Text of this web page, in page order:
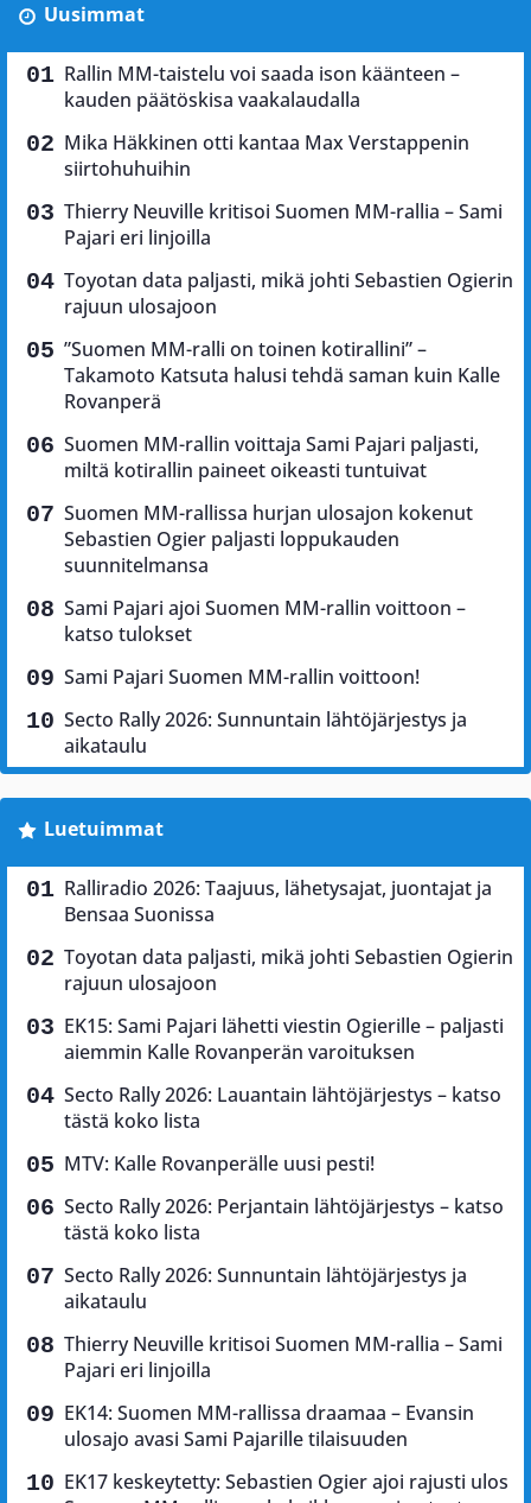
Uusimmat
Rallin MM-taistelu voi saada ison käänteen –
kauden päätöskisa vaakalaudalla
Mika Häkkinen otti kantaa Max Verstappenin
siirtohuhuihin
Thierry Neuville kritisoi Suomen MM-rallia – Sami
Pajari eri linjoilla
Toyotan data paljasti, mikä johti Sebastien Ogierin
rajuun ulosajoon
”Suomen MM-ralli on toinen kotirallini” –
Takamoto Katsuta halusi tehdä saman kuin Kalle
Rovanperä
Suomen MM-rallin voittaja Sami Pajari paljasti,
miltä kotirallin paineet oikeasti tuntuivat
Suomen MM-rallissa hurjan ulosajon kokenut
Sebastien Ogier paljasti loppukauden
suunnitelmansa
Sami Pajari ajoi Suomen MM-rallin voittoon –
katso tulokset
Sami Pajari Suomen MM-rallin voittoon!
Secto Rally 2026: Sunnuntain lähtöjärjestys ja
aikataulu
Luetuimmat
Ralliradio 2026: Taajuus, lähetysajat, juontajat ja
Bensaa Suonissa
Toyotan data paljasti, mikä johti Sebastien Ogierin
rajuun ulosajoon
EK15: Sami Pajari lähetti viestin Ogierille – paljasti
aiemmin Kalle Rovanperän varoituksen
Secto Rally 2026: Lauantain lähtöjärjestys – katso
tästä koko lista
MTV: Kalle Rovanperälle uusi pesti!
Secto Rally 2026: Perjantain lähtöjärjestys – katso
tästä koko lista
Secto Rally 2026: Sunnuntain lähtöjärjestys ja
aikataulu
Thierry Neuville kritisoi Suomen MM-rallia – Sami
Pajari eri linjoilla
EK14: Suomen MM-rallissa draamaa – Evansin
ulosajo avasi Sami Pajarille tilaisuuden
EK17 keskeytetty: Sebastien Ogier ajoi rajusti ulos